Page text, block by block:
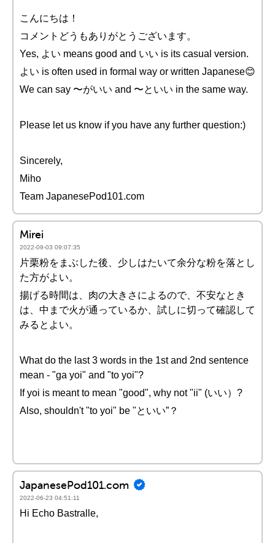
こんにちは！
コメントどうもありがとうございます。
Yes, よい means good and いい is its casual version.
よい is often used in formal way or written Japanese😊
We can say 〜がいい and 〜といい in the same way.
Please let us know if you have any further question:)
Sincerely,
Miho
Team JapanesePod101.com
Mirei
2022-09-03 09:07:35
片栗粉をまぶした後、少しはたいて余分な粉を落とし
た方がよい。
揚げる時間は、肉の大きさによるので、不安なとき
は、中まで火が通っているか、試しに切って確認して
みるとよい。
What do the last 3 words in the 1st and 2nd sentence
mean - "ga yoi" and "to yoi"?
If yoi is meant to mean "good", why not "ii" (いい）?
Also, shouldn't "to yoi" be "といい”？
JapanesePod101.com
2022-06-23 04:51:11
Hi Echo Bastralle,